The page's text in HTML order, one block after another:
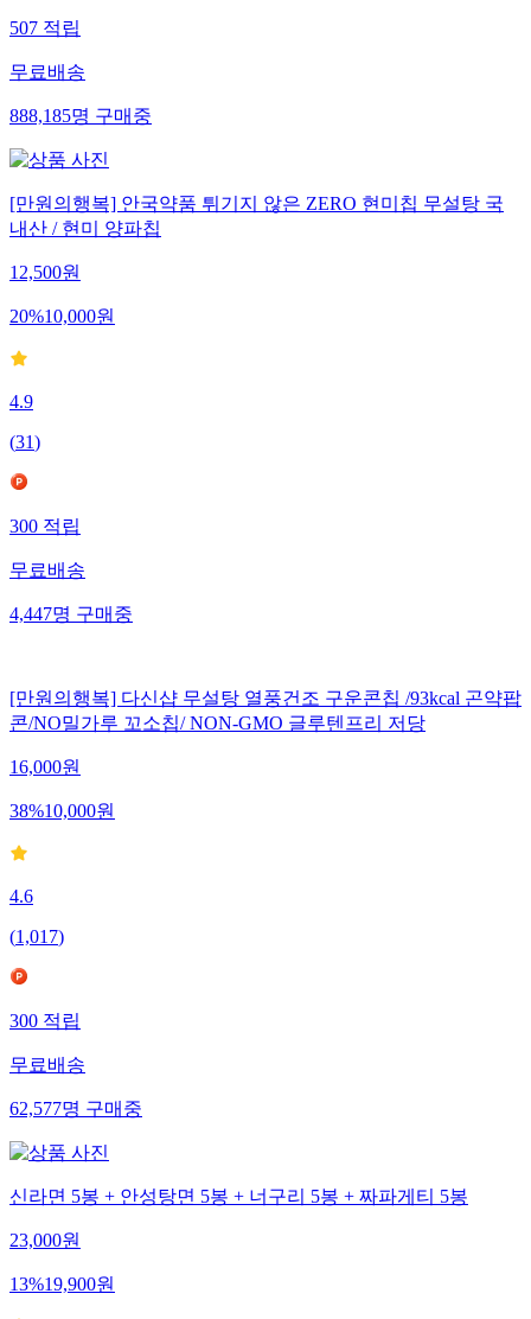
507 적립
무료배송
888,185명 구매중
[만원의행복] 안국약품 튀기지 않은 ZERO 현미칩 무설탕 국
내산 / 현미 양파칩
12,500원
20%10,000원
4.9
(31)
300 적립
무료배송
4,447명 구매중
[만원의행복] 다신샵 무설탕 열풍건조 구운콘칩 /93kcal 곤약팝
콘/NO밀가루 꼬소칩/ NON-GMO 글루텐프리 저당
16,000원
38%10,000원
4.6
(1,017)
300 적립
무료배송
62,577명 구매중
신라면 5봉 + 안성탕면 5봉 + 너구리 5봉 + 짜파게티 5봉
23,000원
13%19,900원